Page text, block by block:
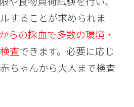
することが求められま
らの採血で多数の環境・
査できます。必要に応じ
ちゃんから大人まで検査